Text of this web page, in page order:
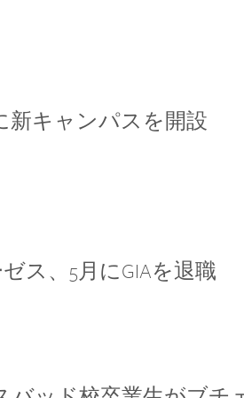
新キャンパスを開設
ス、5月にGIAを退職